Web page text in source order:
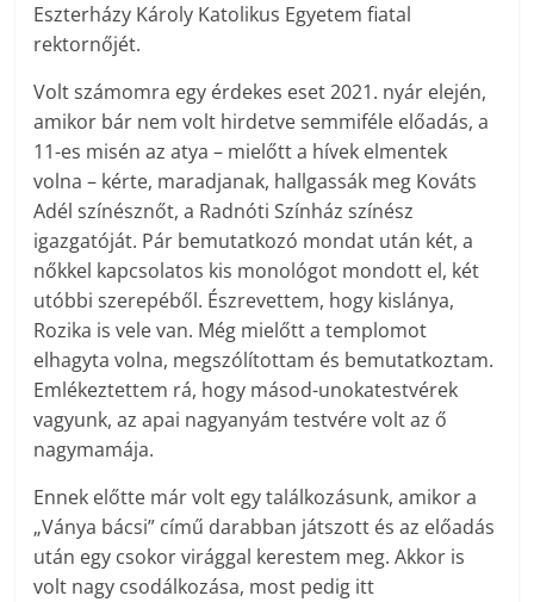
Eszterházy Károly Katolikus Egyetem fiatal
rektornőjét.
Volt számomra egy érdekes eset 2021. nyár elején,
amikor bár nem volt hirdetve semmiféle előadás, a
11-es misén az atya – mielőtt a hívek elmentek
volna – kérte, maradjanak, hallgassák meg Kováts
Adél színésznőt, a Radnóti Színház színész
igazgatóját. Pár bemutatkozó mondat után két, a
nőkkel kapcsolatos kis monológot mondott el, két
utóbbi szerepéből. Észrevettem, hogy kislánya,
Rozika is vele van. Még mielőtt a templomot
elhagyta volna, megszólítottam és bemutatkoztam.
Emlékeztettem rá, hogy másod-unokatestvérek
vagyunk, az apai nagyanyám testvére volt az ő
nagymamája.
Ennek előtte már volt egy találkozásunk, amikor a
„Ványa bácsi” című darabban játszott és az előadás
után egy csokor virággal kerestem meg. Akkor is
volt nagy csodálkozása, most pedig itt